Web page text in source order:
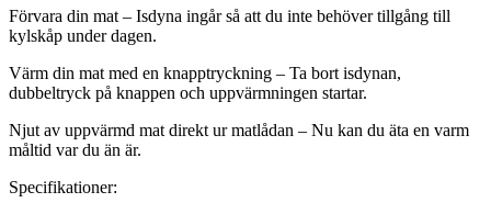
Förvara din mat – Isdyna ingår så att du inte behöver tillgång till
kylskåp under dagen.
Värm din mat med en knapptryckning – Ta bort isdynan,
dubbeltryck på knappen och uppvärmningen startar.
Njut av uppvärmd mat direkt ur matlådan – Nu kan du äta en varm
måltid var du än är.
Specifikationer: